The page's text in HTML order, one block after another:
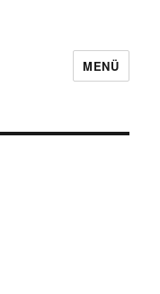
MENÜ